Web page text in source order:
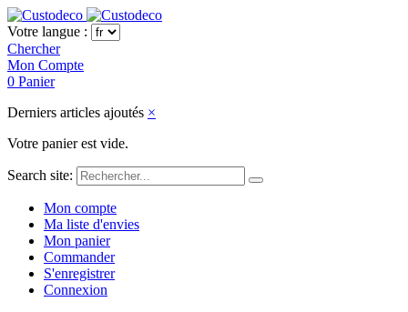
Votre langue :
Chercher
Mon Compte
0 Panier
Derniers articles ajoutés ×
Votre panier est vide.
Search site:
Mon compte
Ma liste d'envies
Mon panier
Commander
S'enregistrer
Connexion